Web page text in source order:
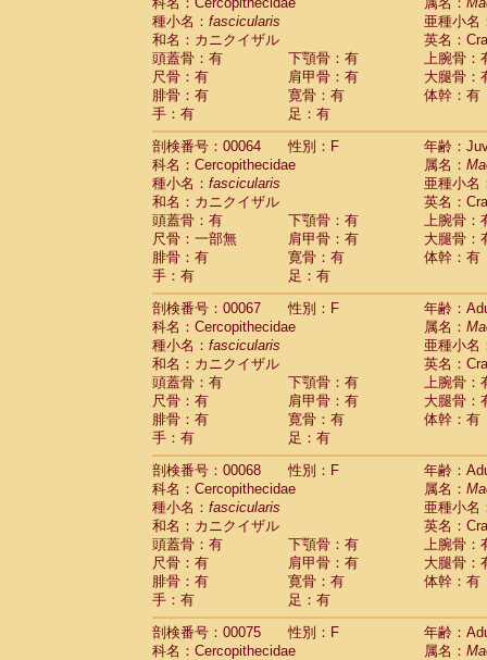
種小名： fascicularis
亜種小名
和名：カニクイザル
英名：
頭蓋骨：有
下顎骨：有
上腕骨：
尺骨：有
肩甲骨：有
大腿骨：
腓骨：有
寛骨：有
体幹：有
手：有
足：有
剖検番号：00064
性別：F
年齢：
科名：Cercopithecidae
属名：
種小名： fascicularis
亜種小名
和名：カニクイザル
英名：
頭蓋骨：有
下顎骨：有
上腕骨：
尺骨：一部無
肩甲骨：有
大腿骨：
腓骨：有
寛骨：有
体幹：有
手：有
足：有
剖検番号：00067
性別：F
年齢：
科名：Cercopithecidae
属名：
種小名： fascicularis
亜種小名
和名：カニクイザル
英名：
頭蓋骨：有
下顎骨：有
上腕骨：
尺骨：有
肩甲骨：有
大腿骨：
腓骨：有
寛骨：有
体幹：有
手：有
足：有
剖検番号：00068
性別：F
年齢：
科名：Cercopithecidae
属名：
種小名： fascicularis
亜種小名
和名：カニクイザル
英名：
頭蓋骨：有
下顎骨：有
上腕骨：
尺骨：有
肩甲骨：有
大腿骨：
腓骨：有
寛骨：有
体幹：有
手：有
足：有
剖検番号：00075
性別：F
年齢：
科名：Cercopithecidae
属名：